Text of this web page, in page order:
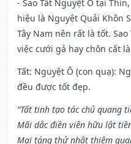
- Sao Tất Nguyệt Ô tại
hiệu là Nguyệt Quải Khôn
Tây Nam nên rất là tốt.
việc cưới gả hay chôn cất
Tất: Nguyệt Ô (con quạ):
đều được tốt đẹp.
“Tất tinh tạo tác chủ quang
Mãi dắc điền viên hữu lật
Mai táng thử nhật thiêm